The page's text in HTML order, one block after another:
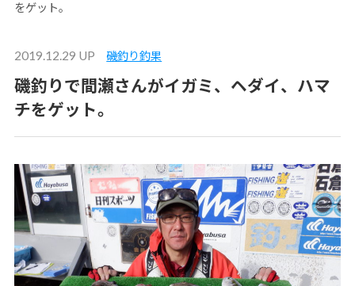
をゲット。
2019.12.29 UP 磯釣り釣果
磯釣りで間瀬さんがイガミ、ヘダイ、ハマ
チをゲット。